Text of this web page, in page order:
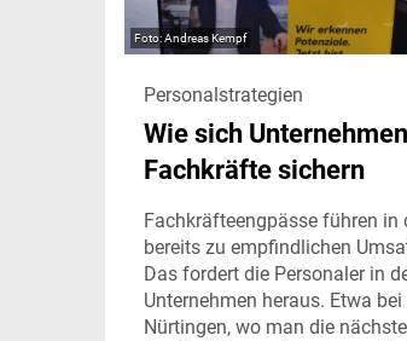
Andreas Kempf
Personalstrategien
Wie sich
Fachkräfte sichern
Fachkräfteengpässe führen in
bereits zu empfindlichen
Das fordert die Personaler in
Unternehmen heraus. Etwa
Nürtingen, wo man die